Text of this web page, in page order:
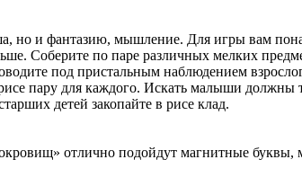
но и фантазию, мышление. Для игры вам
Соберите по паре различных мелких
под пристальным наблюдением
пару для каждого. Искать малыши должны
детей закопайте в рисе клад.
отлично подойдут магнитные буквы,